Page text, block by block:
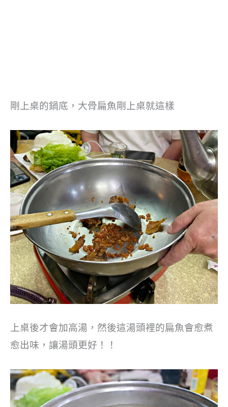
剛上桌的鍋底，大骨扁魚剛上桌就這樣
上桌後才會加高湯，然後這湯頭裡的扁魚會愈煮
愈出味，讓湯頭更好！！